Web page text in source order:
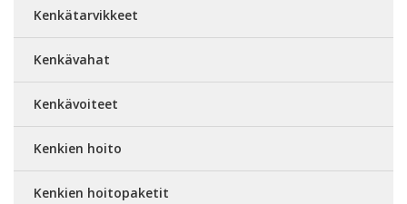
Kenkätarvikkeet
Kenkävahat
Kenkävoiteet
Kenkien hoito
Kenkien hoitopaketit